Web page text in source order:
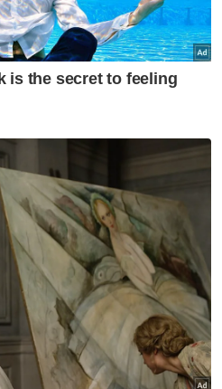
Harian.Klik di sini!